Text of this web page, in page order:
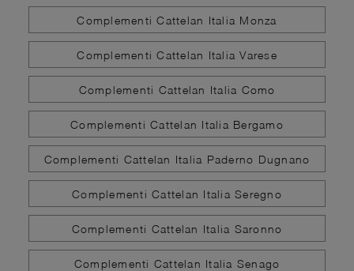
Complementi Cattelan Italia Monza
Complementi Cattelan Italia Varese
Complementi Cattelan Italia Como
Complementi Cattelan Italia Bergamo
Complementi Cattelan Italia Paderno Dugnano
Complementi Cattelan Italia Seregno
Complementi Cattelan Italia Saronno
Complementi Cattelan Italia Senago